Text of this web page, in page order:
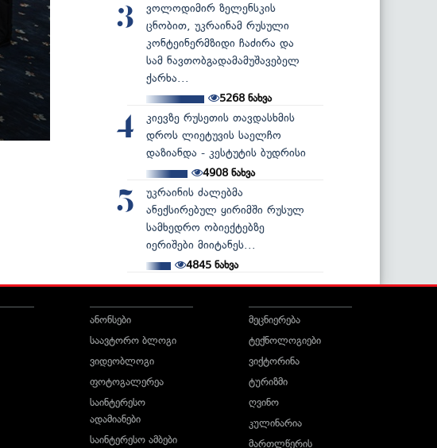
3
ვოლოდიმირ ზელენსკის
ცნობით, უკრაინამ რუსული
კონტეინერმზიდი ჩაძირა და
სამ ნავთობგადამამუშავებელ
ქარხა...
5268ნახვა
4
კიევზე რუსეთის თავდასხმის
დროს ლიეტუვის საელჩო
დაზიანდა - კესტუტის ბუდრისი
4908ნახვა
5
უკრაინის ძალებმა
ანექსირებულ ყირიმში რუსულ
სამხედრო ობიექტებზე
იერიშები მიიტანეს...
4845 ნახვა
ანონსები
საავტორო ბლოგი
ვიდეობლოგი
ფოტოგალერეა
საინტერესო
ადამიანები
საინტერესო ამბები
მეცნიერება
ტექნოლოგიები
ვიქტორინა
ტურიზმი
ღვინო
კულინარია
მართლწერის